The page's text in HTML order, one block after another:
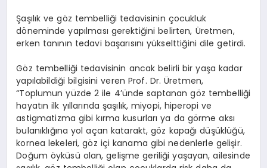
Şaşılık ve göz tembelliği tedavisinin çocukluk
döneminde yapılması gerektiğini belirten, Üretmen,
erken tanının tedavi başarısını yükselttiğini dile getirdi.
Göz tembelliği tedavisinin ancak belirli bir yaşa kadar
yapılabildiği bilgisini veren Prof. Dr. Üretmen,
“Toplumun yüzde 2 ile 4’ünde saptanan göz tembelliği
hayatın ilk yıllarında şaşılık, miyopi, hiperopi ve
astigmatizma gibi kırma kusurları ya da görme aksı
bulanıklığına yol açan katarakt, göz kapağı düşüklüğü,
kornea lekeleri, göz içi kanama gibi nedenlerle gelişir.
Doğum öyküsü olan, gelişme geriliği yaşayan, ailesinde